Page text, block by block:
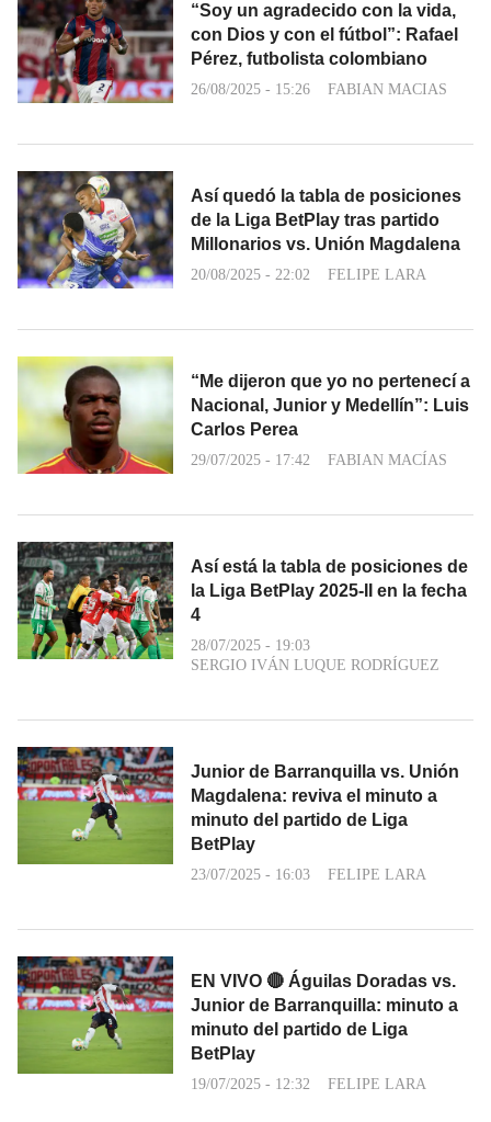
“Soy un agradecido con la vida,
con Dios y con el fútbol”: Rafael
Pérez, futbolista colombiano
26/08/2025 - 15:26 FABIAN MACIAS
Así quedó la tabla de posiciones
de la Liga BetPlay tras partido
Millonarios vs. Unión Magdalena
20/08/2025 - 22:02 FELIPE LARA
“Me dijeron que yo no pertenecí a
Nacional, Junior y Medellín”: Luis
Carlos Perea
29/07/2025 - 17:42 FABIAN MACÍAS
Así está la tabla de posiciones de
la Liga BetPlay 2025-II en la fecha
4
28/07/2025 - 19:03
SERGIO IVÁN LUQUE RODRÍGUEZ
Junior de Barranquilla vs. Unión
Magdalena: reviva el minuto a
minuto del partido de Liga
BetPlay
23/07/2025 - 16:03 FELIPE LARA
EN VIVO 🔴 Águilas Doradas vs.
Junior de Barranquilla: minuto a
minuto del partido de Liga
BetPlay
19/07/2025 - 12:32 FELIPE LARA